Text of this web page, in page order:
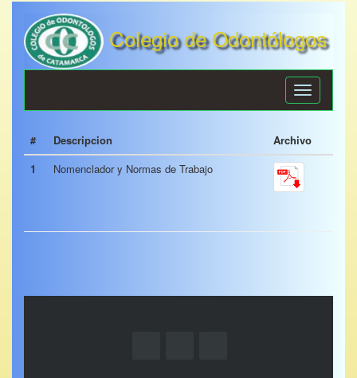
Colegio de Odontólogos
Toggle
navigation
# Descripcion
Archivo
1
Nomenclador y Normas de Trabajo